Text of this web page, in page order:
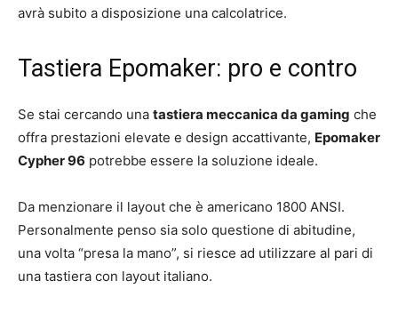
avrà subito a disposizione una calcolatrice.
Tastiera Epomaker: pro e contro
Se stai cercando una tastiera meccanica da gaming che
offra prestazioni elevate e design accattivante, Epomaker
Cypher 96 potrebbe essere la soluzione ideale.
Da menzionare il layout che è americano 1800 ANSI.
Personalmente penso sia solo questione di abitudine,
una volta “presa la mano”, si riesce ad utilizzare al pari di
una tastiera con layout italiano.